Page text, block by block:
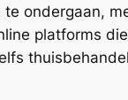
te ondergaan,
platforms